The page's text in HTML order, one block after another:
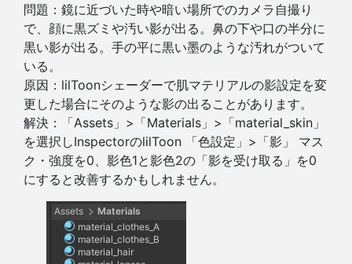
問題：鏡に近づいた時や暗い場所でのカメラ自撮り
で、顔に黒ズミや汚い影が出る。鼻の下や口の半分に
黒い影が出る。手の平に黒い墨のような汚れがついて
いる。
原因：lilToonシェーダーで肌マテリアルの影設定を変
更した場合にそのような影の出ることがあります。
解決：「Assets」>「Materials」>「material_skin」
を選択しInspectorのlilToon 「色設定」>「影」 マス
ク・強度を0、影色1と影色2の「影を受け取る」を0
にすると改善するかもしれません。